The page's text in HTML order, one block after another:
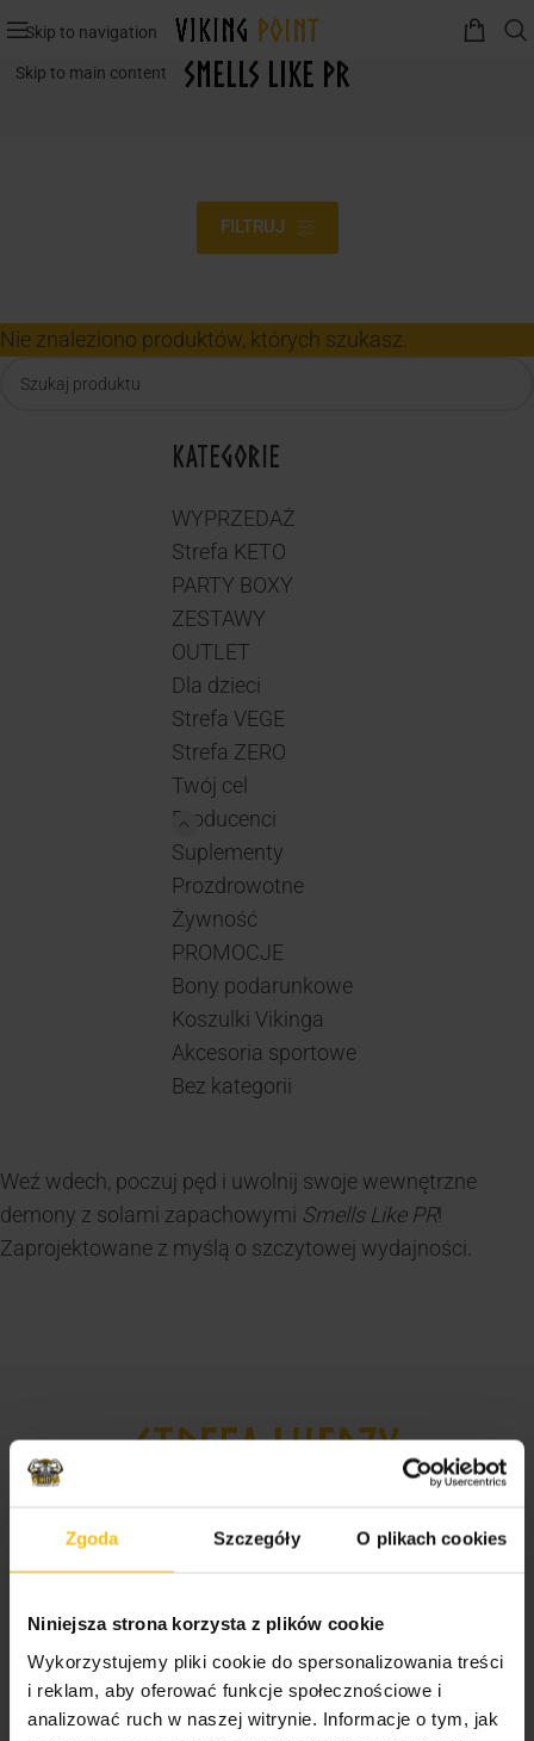
Zgoda Szczegóły O plikach cookies
Niniejsza strona korzysta z plików cookie
Wykorzystujemy pliki cookie do spersonalizowania treści
i reklam, aby oferować funkcje społecznościowe i
analizować ruch w naszej witrynie. Informacje o tym, jak
Skip to navigation
Skip to main content SMELLS LIKE PR
KATEGORIE
WYPRZEDAŻ
Strefa KETO
PARTY BOXY
ZESTAWY
OUTLET
Dla dzieci
Strefa VEGE
Strefa ZERO
Twój cel
Producenci
Suplementy
Prozdrowotne
Żywność
PROMOCJE
Bony podarunkowe
Koszulki Vikinga
Akcesoria sportowe
Bez kategorii
FILTRUJ
Nie znaleziono produktów, których szukasz.
Weź wdech, poczuj pęd i uwolnij swoje wewnętrzne
demony z solami zapachowymi Smells Like PR!
Zaprojektowane z myślą o szczytowej wydajności.
STREFA WIEDZY
Odżywki, witaminy i minerały dla sportowców i
amatorów
Jak wybrać odpowiednie odżywki dla
sportowców?
Najlepsze suplementy dla sportowców